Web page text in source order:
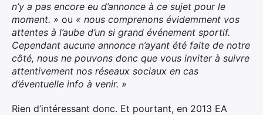
n’y a pas encore eu d’annonce à ce sujet pour le
moment. » ou « nous comprenons évidemment vos
attentes à l’aube d’un si grand événement sportif.
Cependant aucune annonce n’ayant été faite de notre
côté, nous ne pouvons donc que vous inviter à suivre
attentivement nos réseaux sociaux en cas
d’éventuelle info à venir. »
Rien d’intéressant donc. Et pourtant, en 2013 EA